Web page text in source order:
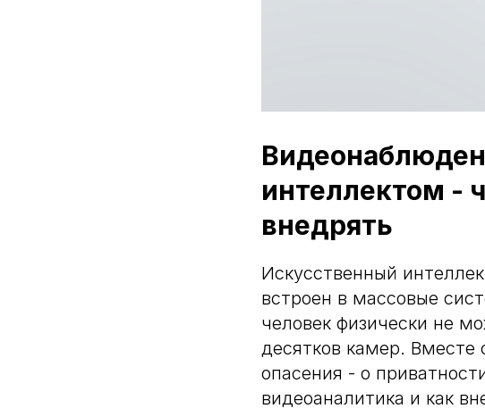
интеллектом -
внедрять
Искусственный
встроен в массовые
человек физически не
десятков камер.
опасения - о
видеоаналитика и как